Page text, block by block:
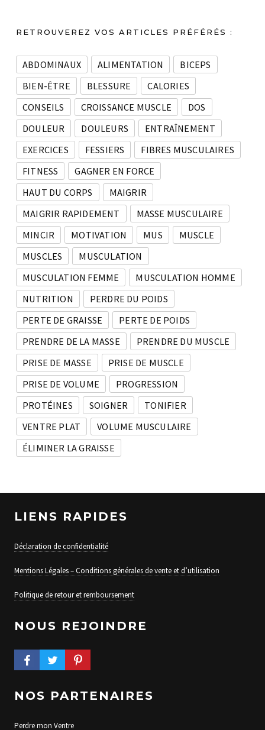
RETROUVEREZ VOS ARTICLES PRÉFÉRÉS :
ABDOMINAUX ALIMENTATION
BICEPS
BIEN-ÊTRE
BLESSURE
CALORIES
CONSEILS
CROISSANCE MUSCLE
DOS
DOULEUR
DOULEURS
ENTRAÎNEMENT
EXERCICES
FESSIERS
FIBRES MUSCULAIRES
FITNESS
GAGNER EN FORCE
HAUT DU CORPS
MAIGRIR
MAIGRIR RAPIDEMENT
MASSE MUSCULAIRE
MINCIR
MOTIVATION MUS
MUSCLE
MUSCLES
MUSCULATION
MUSCULATION FEMME
MUSCULATION HOMME
NUTRITION
PERDRE DU POIDS
PERTE DE GRAISSE
PERTE DE POIDS
PRENDRE DE LA MASSE
PRENDRE DU MUSCLE
PRISE DE MASSE
PRISE DE MUSCLE
PRISE DE VOLUME
PROGRESSION
PROTÉINES
SOIGNER
TONIFIER
VENTRE PLAT
VOLUME MUSCULAIRE
ÉLIMINER LA GRAISSE
LIENS RAPIDES
Déclaration de confidentialité
Mentions Légales – Conditions générales de vente et d’utilisation
Politique de retour et remboursement
NOUS REJOINDRE
FACEBOOK PROFILE
TWITTER PROFILEPINTEREST PROFILE
NOS PARTENAIRES
Perdre mon Ventre